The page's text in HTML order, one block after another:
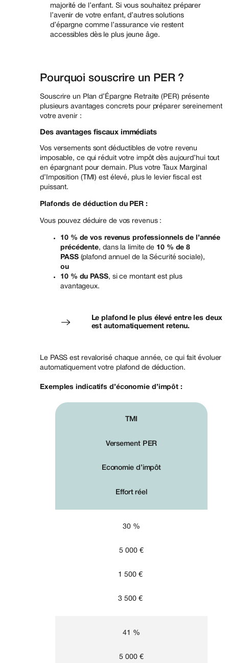
majorité de l’enfant. Si vous souhaitez préparer
l’avenir de votre enfant, d’autres solutions
d’épargne comme l’assurance vie restent
accessibles dès le plus jeune âge.
Pourquoi souscrire un PER ?
Souscrire un Plan d’Épargne Retraite (PER) présente
plusieurs avantages concrets pour préparer sereinement
votre avenir :
Des avantages fiscaux immédiats
Vos versements sont déductibles de votre revenu
imposable, ce qui réduit votre impôt dès aujourd’hui tout
en épargnant pour demain. Plus votre Taux Marginal
d’Imposition (TMI) est élevé, plus le levier fiscal est
puissant.
Plafonds de déduction du PER :
Vous pouvez déduire de vos revenus :
10 % de vos revenus professionnels de l’année
précédente, dans la limite de 10 % de 8
PASS(plafond annuel de la Sécurité sociale),
ou
10 % du PASS, si ce montant est plus
avantageux.
Le plafond le plus élevé entre les deux
est automatiquement retenu.
Le PASS est revalorisé chaque année, ce qui fait évoluer
automatiquement votre plafond de déduction.
Exemples indicatifs d’économie d’impôt :
TMI
Versement PER
Economie d’impôt
Effort réel
30 %
5 000 €
1 500 €
3 500 €
41 %
5 000 €